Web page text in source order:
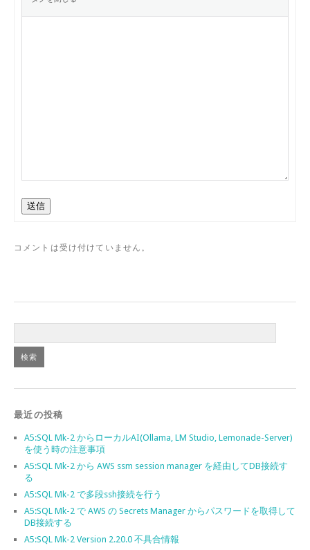
送信
コメントは受け付けていません。
最近の投稿
A5:SQL Mk-2 からローカルAI(Ollama, LM Studio, Lemonade-Server)
を使う時の注意事項
A5:SQL Mk-2 から AWS ssm session manager を経由してDB接続す
る
A5:SQL Mk-2 で多段ssh接続を行う
A5:SQL Mk-2 で AWS の Secrets Manager からパスワードを取得して
DB接続する
A5:SQL Mk-2 Version 2.20.0 不具合情報